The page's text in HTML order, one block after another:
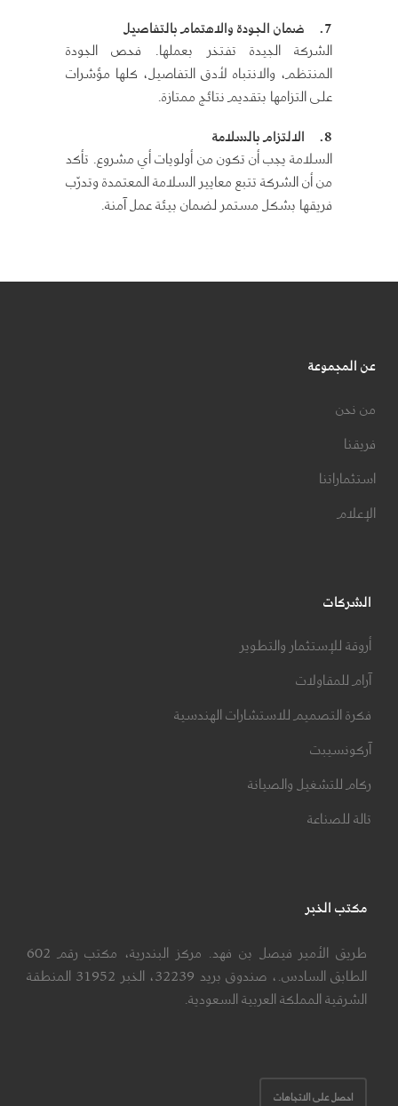
7. ضمان الجودة والاهتمام بالتفاصيل
الشركة الجيدة تفتخر بعملها. فحص الجودة
المنتظم، والانتباه لأدق التفاصيل، كلها مؤشرات
على التزامها بتقديم نتائج ممتازة.
8. الالتزام بالسلامة
السلامة يجب أن تكون من أولويات أي مشروع. تأكد
من أن الشركة تتبع معايير السلامة المعتمدة وتدرّب
فريقها بشكل مستمر لضمان بيئة عمل آمنة.
عن المجموعة
من نحن
فريقنا
استثماراتنا
الإعلام
الشركات
أروقة للإستثمار والتطوير
آرام للمقاولات
فكرة التصميم للاستشارات الهندسية
آركونسيبت
ركام للتشغيل والصيانة
تالة للصناعة
مكتب الخبر
طريق الأمير فيصل بن فهد. مركز البندرية، مكتب رقم 602
الطابق السادس.، صندوق بريد 32239، الخبر 31952 المنطقة
الشرقية المملكة العربية السعودية.
احصل على الاتجاهات